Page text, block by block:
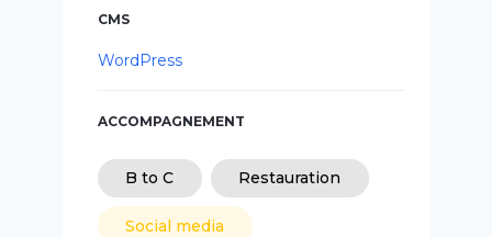
CMS
WordPress
ACCOMPAGNEMENT
B to C Restauration
Social media